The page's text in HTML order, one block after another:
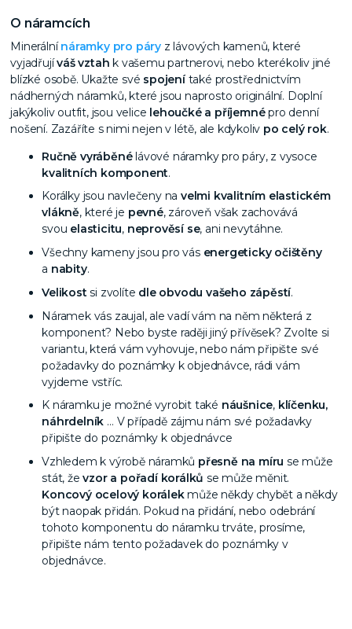
O náramcích
Minerálnínáramky pro páryz lávových kamenů, které
vyjadřujíváš vztah k vašemu partnerovi, nebo kterékoliv jiné
blízké osobě. Ukažte své spojenítaké prostřednictvím
nádherných náramků, které jsou naprosto originální. Doplní
jakýkoliv outfit, jsou velice lehoučké a příjemnépro denní
nošení. Zazáříte s nimi nejen v létě, ale kdykoliv po celý rok.
Ručně vyráběnélávové náramky pro páry, z vysoce
kvalitních komponent.
Korálky jsou navlečeny na velmi kvalitním elastickém
vlákně, které je pevné, zároveň však zachovává
svou elasticitu, neprověsí se, ani nevytáhne.
Všechny kameny jsou pro vás energeticky očištěny
a nabity.
Velikostsi zvolíte dle obvodu vašeho zápěstí.
Náramek vás zaujal, ale vadí vám na něm některá z
komponent? Nebo byste raději jiný přívěsek? Zvolte si
variantu, která vám vyhovuje, nebo nám připište své
požadavky do poznámky k objednávce, rádi vám
vyjdeme vstříc.
K náramku je možné vyrobit také náušnice, klíčenku,
náhrdelník … V případě zájmu nám své požadavky
připište do poznámky k objednávce
Vzhledem k výrobě náramků přesně na míru se může
stát, ževzor a pořadí korálků se může měnit.
Koncový ocelový korálekmůže někdy chybět a někdy
být naopak přidán. Pokud na přidání, nebo odebrání
tohoto komponentu do náramku trváte, prosíme,
připište nám tento požadavek do poznámky v
objednávce.